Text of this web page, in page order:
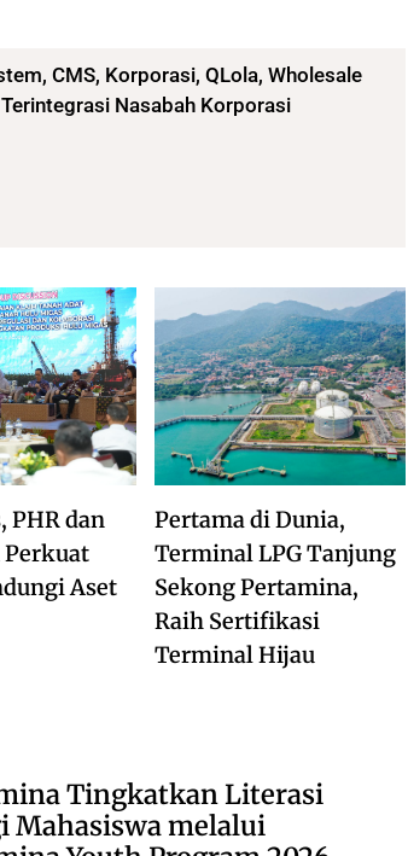
, CMS, Korporasi, QLola, Wholesale
Nasabah Korporasi
PHR dan
Perkuat
Aset
Pertama di Dunia,
Terminal LPG Tanjung
Sekong Pertamina,
Raih Sertifikasi
Terminal Hijau
Tingkatkan Literasi
Mahasiswa melalui